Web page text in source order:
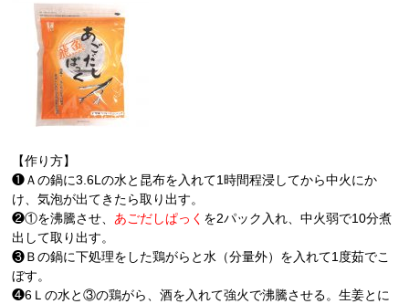
【作り方】
❶Ａの鍋に3.6Lの水と昆布を入れて1時間程浸してから中火にか
け、気泡が出てきたら取り出す。
❷①を沸騰させ、あごだしぱっく を2パック入れ、中火弱で10分煮
出して取り出す。
❸Ｂの鍋に下処理をした鶏がらと水（分量外）を入れて1度茹でこ
ぼす。
❹6Ｌの水と③の鶏がら、酒を入れて強火で沸騰させる。生姜とに